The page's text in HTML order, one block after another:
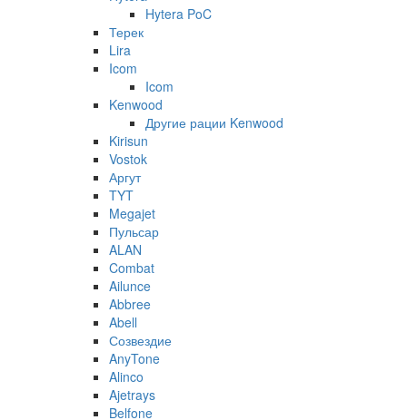
Hytera PoC
Терек
Lira
Icom
Icom
Kenwood
Другие рации Kenwood
Kirisun
Vostok
Аргут
TYT
Megajet
Пульсар
ALAN
Combat
Ailunce
Abbree
Abell
Созвездие
AnyTone
Alinco
Ajetrays
Belfone